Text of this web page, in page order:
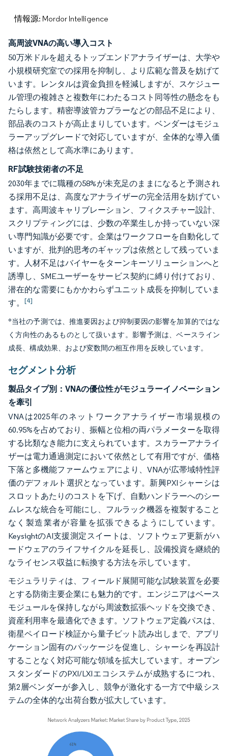
情報源: Mordor Intelligence
高周波VNAの高い導入コスト
50万米ドルを超えるトップエンドアナライザーは、大学や
小規模研究室での採用を抑制し、より広範な普及を妨げて
います。レンタルは資金負担を軽減しますが、スケジュー
ル管理の複雑さと複数年にわたるコスト同等性の懸念をも
たらします。精密導波管カプラーなどの部品不足により、
部品表のコストが高止まりしています。ベンダーはモジュ
ラーアップグレードで対応していますが、全体的な導入価
格は依然として高水準にあります。
RF試験技術者の不足
2030年までに職種の58%が未充足のままになると予測され
る採用不足は、高度なアナライザーの完全活用を妨げてい
ます。高周波キャリブレーション、フィクスチャー設計、
スクリプティングには、少数の卒業生しか持っていない深
い専門知識が必要です。企業はワークフローを自動化して
いますが、批判的思考のギャップは依然として残っていま
す。人材不足はバイヤーをターンキーソリューションへと
誘導し、SMEユーザーをサービス契約に縛り付けており、
潜在的な需要にもかかわらずユニット成長を抑制していま
す。 [4]
*当社の予測では、推進要因および抑制要因の影響を加算的ではな
く方向性のあるものとして扱います。影響予測は、ベースライン
成長、構成効果、および変数間の相互作用を反映しています。
セグメント分析
製品タイプ別：VNAの優位性がモジュラーイノベーション
を牽引
VNAは2025年のネットワークアナライザー市場規模の
60.95%を占めており、振幅と位相の両パラメーターを取得
する比類なき能力に支えられています。スカラーアナライ
ザーは電力通過測定において依然として有用ですが、価格
下落と多機能ファームウェアにより、VNAが広帯域特性評
価のデフォルト選択となっています。新興PXIシャーシは
スロットあたりのコストを下げ、自動ハンドラーへのシー
ムレスな統合を可能にし、フルラック機器を複製すること
なく製造業者が容量を拡張できるようにしています。
KeysightのAI支援測定スイートは、ソフトウェア更新がハ
ードウェアのライフサイクルを延長し、設備投資を継続的
なライセンス収益に転換する方法を示しています。
モジュラリティは、フィールド展開可能な試験装置を必要
とする防衛主要企業にも魅力的です。エンジニアはベース
モジュールを保持しながら周波数拡張ヘッドを交換でき、
資産利用率を最適化できます。ソフトウェア定義パスは、
衛星ペイロード検証から量子ビット読み出しまで、アプリ
ケーション固有のパッケージを促進し、シャーシを再設計
することなく対応可能な領域を拡大しています。オープン
スタンダードのPXI/LXIエコシステムが成熟するにつれ、
第2層ベンダーが参入し、競争が激化する一方で中級シス
テムの全体的な出荷台数が拡大しています。